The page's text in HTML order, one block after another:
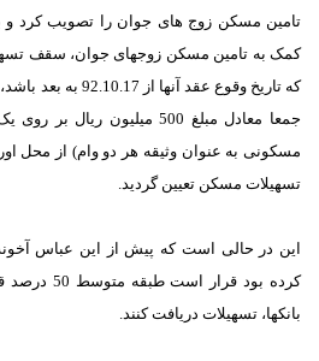
تامین مسکن زوج های جوان را تصویب کرد و
کمک به تامین مسکن زوجهای جوان، سقف
جمعا معادل مبلغ 500 میلیون
مسکونی به عنوان وثیقه هر دو وام) از محل
تسهیلات مسکن تعیین گردید.
این در حالی است که پیش از این عباس
کرده بود
بانکها، تسهیلات دریافت کنند.